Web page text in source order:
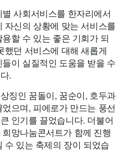
사회서비스를 한자리에서
자신의 상황에 맞는 서비스를
할 수 있는 좋은 기회가 되
했던 서비스에 대해 새롭게
이 실질적인 도움을 받을 수
.
징인 꿈돌이, 꿈순이, 호두과
으며, 피에로가 만드는 풍선
인기를 끌었습니다. 더불어
망나눔콘서트가 함께 진행
수 있는 축제의 장이 되었습